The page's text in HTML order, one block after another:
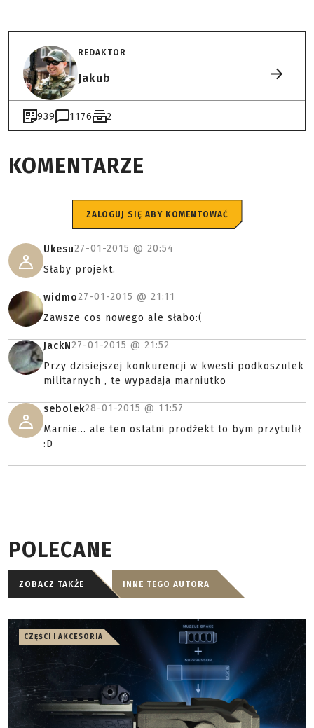
REDAKTOR
Jakub
939 1176 2
KOMENTARZE
ZALOGUJ SIĘ ABY KOMENTOWAĆ
Ukesu27-01-2015 @ 20:54
Słaby projekt.
widmo27-01-2015 @ 21:11
Zawsze cos nowego ale słabo:(
JackN27-01-2015 @ 21:52
Przy dzisiejszej konkurencji w kwesti podkoszulek
militarnych , te wypadaja marniutko
sebolek28-01-2015 @ 11:57
Marnie... ale ten ostatni prodżekt to bym przytulił
:D
POLECANE
ZOBACZ TAKŻE INNE TEGO AUTORA
CZĘŚCI I AKCESORIA